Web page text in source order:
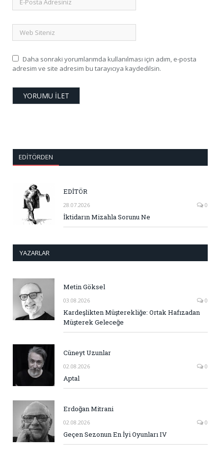
Daha sonraki yorumlarımda kullanılması için adım, e-posta
adresim ve site adresim bu tarayıcıya kaydedilsin.
EDITÖRDEN
EDİTÖR
28.07.2026 0
İktidarın Mizahla Sorunu Ne
YAZARLAR
Metin Göksel
03.08.2026 0
Kardeşlikten Müşterekliğe: Ortak Hafızadan
Müşterek Geleceğe
Cüneyt Uzunlar
02.08.2026 0
Aptal
Erdoğan Mitrani
02.08.2026 0
Geçen Sezonun En İyi Oyunları IV